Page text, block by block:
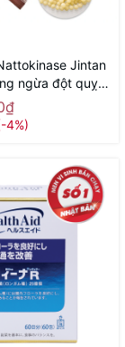
Jintan
ngừa đột quỵ,
mỡ máu 60 gói
chính hãng
4%)